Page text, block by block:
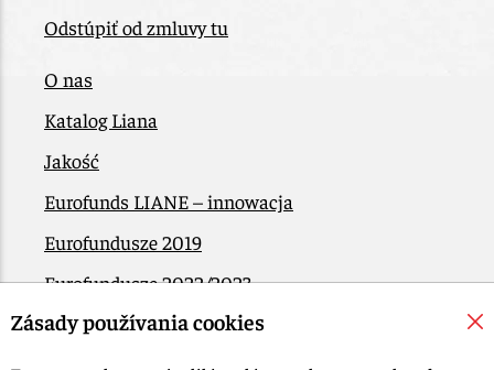
Odstúpiť od zmluvy tu
O nas
Katalog Liana
Jakość
Eurofunds LIANE – innowacja
Eurofundusze 2019
Eurofundusze 2022/2023
EÚ Plán obnovy
Kontakt
Zásady používania cookies